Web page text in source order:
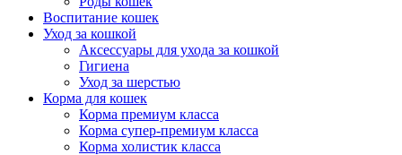
Воспитание кошек
Уход за кошкой
Аксессуары для ухода за кошкой
Гигиена
Уход за шерстью
Корма для кошек
Корма премиум класса
Корма супер-премиум класса
Корма холистик класса